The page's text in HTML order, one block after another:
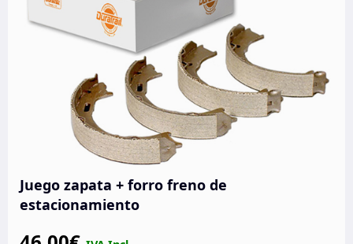
Juego zapata + forro freno de
estacionamiento